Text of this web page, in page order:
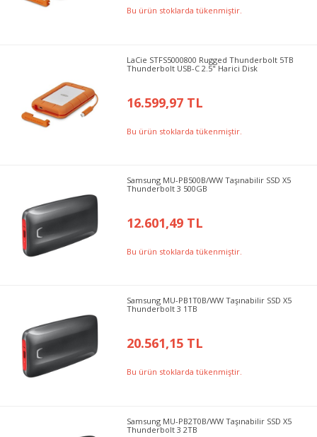
Bu ürün stoklarda tükenmiştir.
LaCie STFS5000800 Rugged Thunderbolt 5TB
Thunderbolt USB-C 2.5" Harici Disk
16.599,97 TL
Bu ürün stoklarda tükenmiştir.
Samsung MU-PB500B/WW Taşınabilir SSD X5
Thunderbolt 3 500GB
12.601,49 TL
Bu ürün stoklarda tükenmiştir.
Samsung MU-PB1T0B/WW Taşınabilir SSD X5
Thunderbolt 3 1TB
20.561,15 TL
Bu ürün stoklarda tükenmiştir.
Samsung MU-PB2T0B/WW Taşınabilir SSD X5
Thunderbolt 3 2TB